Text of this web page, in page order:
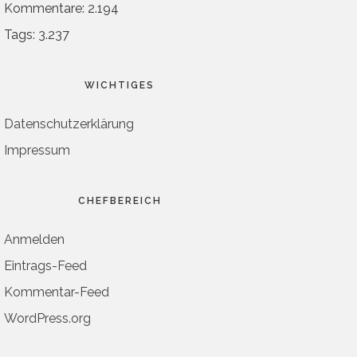
Kommentare: 2.194
Tags: 3.237
WICHTIGES
Datenschutzerklärung
Impressum
CHEFBEREICH
Anmelden
Eintrags-Feed
Kommentar-Feed
WordPress.org